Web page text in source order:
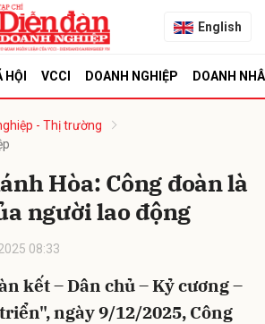
English
VCCI DOANH NGHIỆP DOANH
- Thị trường
Hòa: Công đoàn là
người lao động
08:33
kết – Dân chủ – Kỷ cương –
ngày 9/12/2025, Công
Hủy